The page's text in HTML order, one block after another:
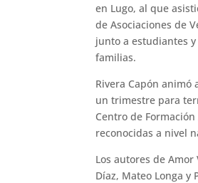
en Lugo, al que
de Asociaciones de
junto a estudiantes
familias.
Rivera Capón
un trimestre para
Centro de
reconocidas a nivel
Los autores de Amor
Díaz, Mateo Longa y